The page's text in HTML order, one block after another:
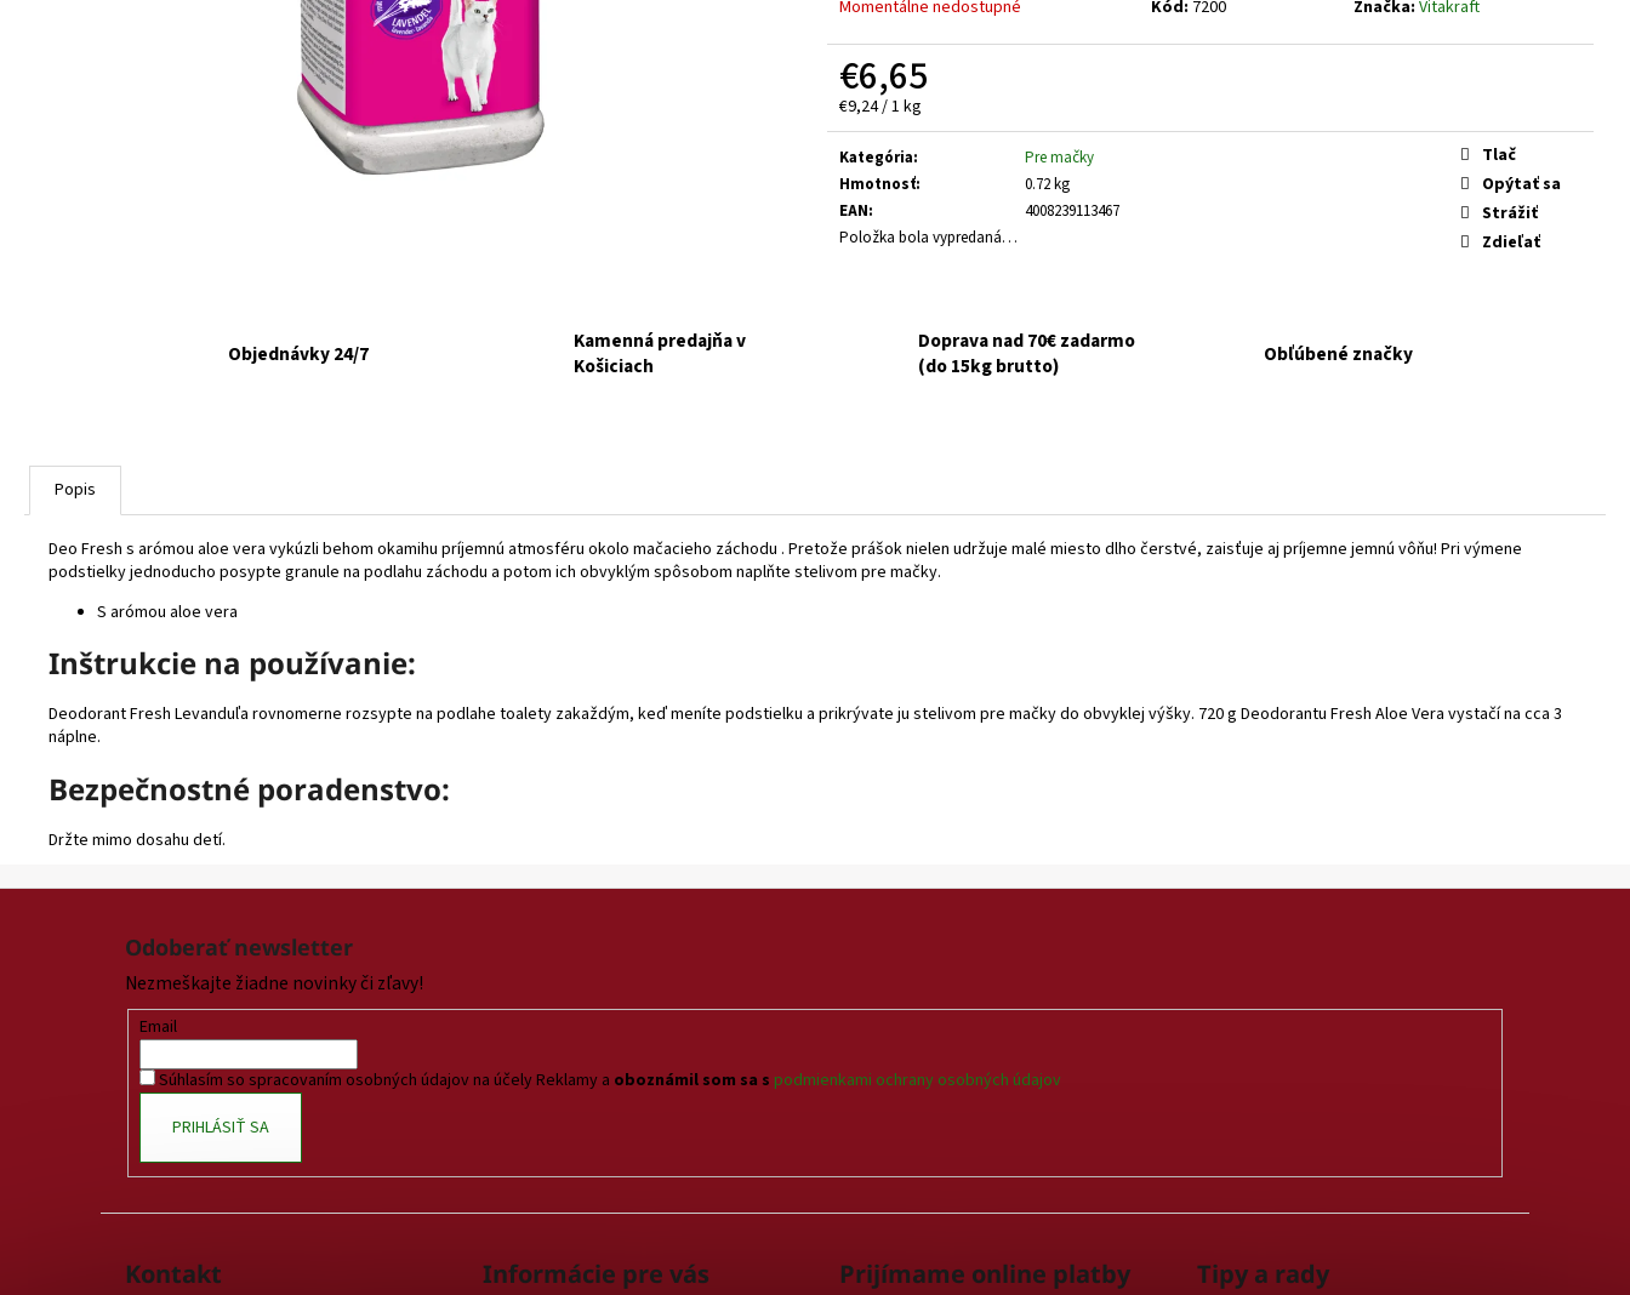
Momentálne nedostupné Kód: 7200 Značka: Vitakraft
€6,65
Jednotková
cena:
€9,24 / 1 kg
Kategória:
Pre mačky
Hmotnosť:
0.72 kg
EAN:
4008239113467
Položka bola vypredaná…
Tlač
Opýtať sa
Strážiť
Zdieľať
Objednávky 24/7
Kamenná predajňa v
Košiciach
Doprava nad 70€ zadarmo
(do 15kg brutto)
Obľúbené značky
Popis
Deo Fresh s arómou aloe vera vykúzli behom okamihu príjemnú atmosféru okolo mačacieho záchodu . Pretože prášok nielen udržuje malé miesto dlho čerstvé, zaisťuje aj príjemne jemnú vôňu! Pri výmene
podstielky jednoducho posypte granule na podlahu záchodu a potom ich obvyklým spôsobom naplňte stelivom pre mačky.
S arómou aloe vera
Inštrukcie na používanie:
Deodorant Fresh Levanduľa rovnomerne rozsypte na podlahe toalety zakaždým, keď meníte podstielku a prikrývate ju stelivom pre mačky do obvyklej výšky. 720 g Deodorantu Fresh Aloe Vera vystačí na cca 3
náplne.
Bezpečnostné poradenstvo:
Držte mimo dosahu detí.
Odoberať newsletter
Nezmeškajte žiadne novinky či zľavy!
Email
Súhlasím so spracovaním osobných údajov na účely Reklamy a oboznámil som sa s podmienkami ochrany osobných údajov
PRIHLÁSIŤ SA
Kontakt Informácie pre vás Prijímame online platby Tipy a rady